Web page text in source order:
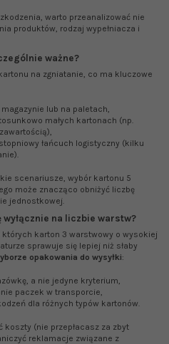
warto przeanalizować nie
produktów, rodzaj wypełniacza i
ważne?
na zgniatanie, co ma kluczowe
lub na paletach,
małych kartonach (np.
łańcuch logistyczny (kilku
scenariusze, wybór kartonu 5
może znacząco obniżyć liczbę
jednostkowej.
na liczbie warstw?
karton 3 warstwowy o wysokiej
sprawuje się lepiej niż słaby
opakowania do wysyłki:
a nie jedyne kryterium,
paczek w transporcie,
dla różnych typów kartonów.
(nie przepłacasz za zbyt
reklamacje związane z